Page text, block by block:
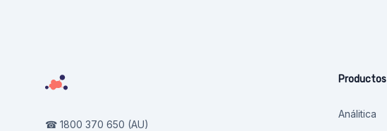
☎ 1800 370 650 (AU)
Productos
Análitica